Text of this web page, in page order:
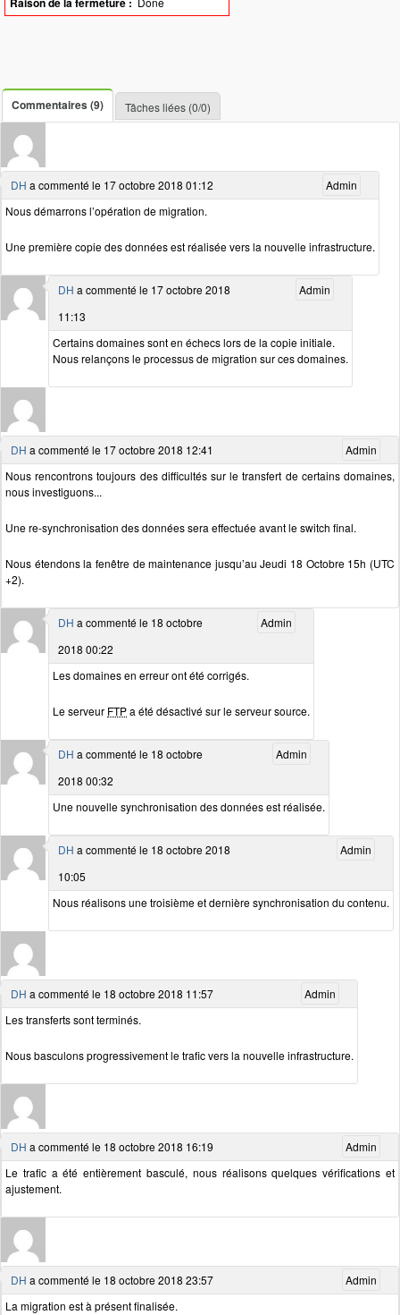
Commentaires (9) Tâches liées (0/0)
Admin
DH a commenté le 17 octobre 2018 01:12
Nous démarrons l’opération de migration.
Une première copie des données est réalisée vers la nouvelle infrastructure.
Admin
DH a commenté le 17 octobre 2018
11:13
Certains domaines sont en échecs lors de la copie initiale.
Nous relançons le processus de migration sur ces domaines.
Admin
DH a commenté le 17 octobre 2018 12:41
Nous rencontrons toujours des difficultés sur le transfert de certains domaines,
nous investiguons...
Une re-synchronisation des données sera effectuée avant le switch final.
Nous étendons la fenêtre de maintenance jusqu’au Jeudi 18 Octobre 15h (UTC
+2).
Admin
DH a commenté le 18 octobre
2018 00:22
Les domaines en erreur ont été corrigés.
Le serveur FTPa été désactivé sur le serveur source.
Admin
DH a commenté le 18 octobre
2018 00:32
Une nouvelle synchronisation des données est réalisée.
Admin
DH a commenté le 18 octobre 2018
10:05
Nous réalisons une troisième et dernière synchronisation du contenu.
Admin
DH a commenté le 18 octobre 2018 11:57
Les transferts sont terminés.
Nous basculons progressivement le trafic vers la nouvelle infrastructure.
Admin
DH a commenté le 18 octobre 2018 16:19
Le trafic a été entièrement basculé, nous réalisons quelques vérifications et
ajustement.
Admin
DH a commenté le 18 octobre 2018 23:57
La migration est à présent finalisée.